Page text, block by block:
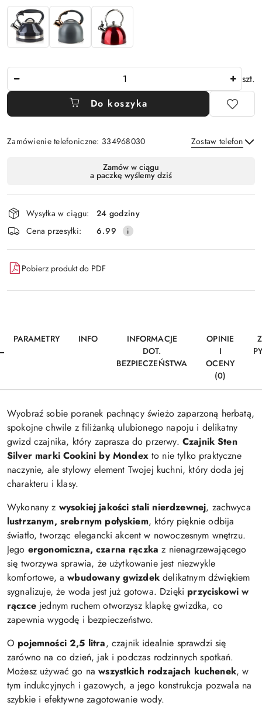
szt.
Do koszyka
Zamówienie telefoniczne: 334968030 Zostaw telefon
Wyślij
dostawa
Zamów w ciągu
a paczkę wyślemy dziś
Wysyłka w ciągu:
24 godziny
Cena przesyłki:
6.99
Pobierz produkt do PDF
PARAMETRY INFO
INFORMACJE
DOT.
BEZPIECZEŃSTWA
OPINIE
I
OCENY
(0)
Wyobraź sobie poranek pachnący świeżo zaparzoną herbatą,
spokojne chwile z filiżanką ulubionego napoju i delikatny
gwizd czajnika, który zaprasza do przerwy. Czajnik Sten
Silver marki Cookini by Mondexto nie tylko praktyczne
naczynie, ale stylowy element Twojej kuchni, który doda jej
charakteru i klasy.
Wykonany z wysokiej jakości stali nierdzewnej, zachwyca
lustrzanym, srebrnym połyskiem, który pięknie odbija
światło, tworząc elegancki akcent w nowoczesnym wnętrzu.
Jego ergonomiczna, czarna rączka z nienagrzewającego
się tworzywa sprawia, że użytkowanie jest niezwykle
komfortowe, awbudowany gwizdekdelikatnym dźwiękiem
sygnalizuje, że woda jest już gotowa. Dzięki przyciskowi w
rączcejednym ruchem otworzysz klapkę gwizdka, co
zapewnia wygodę i bezpieczeństwo.
O pojemności 2,5 litra, czajnik idealnie sprawdzi się
zarówno na co dzień, jak i podczas rodzinnych spotkań.
Możesz używać go nawszystkich rodzajach kuchenek, w
tym indukcyjnych i gazowych, a jego konstrukcja pozwala na
szybkie i efektywne zagotowanie wody.